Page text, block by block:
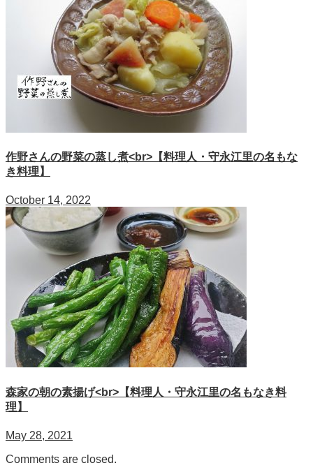
作野さんの野菜の蒸し煮<br>【料理人・守永江里の名もな
き料理】
October 14, 2022
森家の朝の素揚げ<br>【料理人・守永江里の名もなき料
理】
May 28, 2021
Comments are closed.